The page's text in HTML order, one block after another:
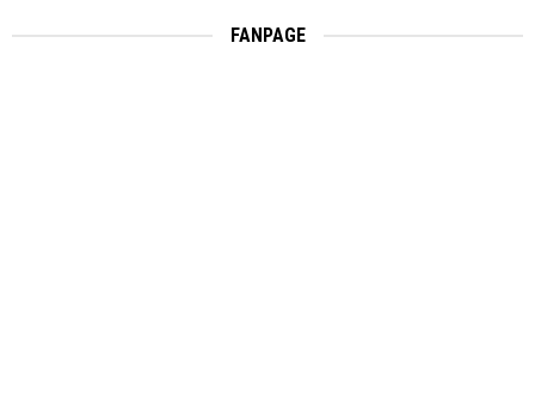
FANPAGE